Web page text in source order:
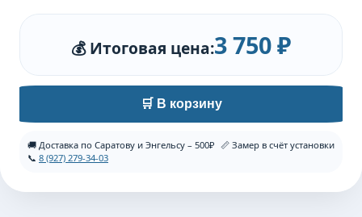
💰 Итоговая цена:3 750 ₽
🛒 В корзину
🚚 Доставка по Саратову и Энгельсу – 500₽ 📏 Замер в счёт установки
📞 8 (927) 279-34-03